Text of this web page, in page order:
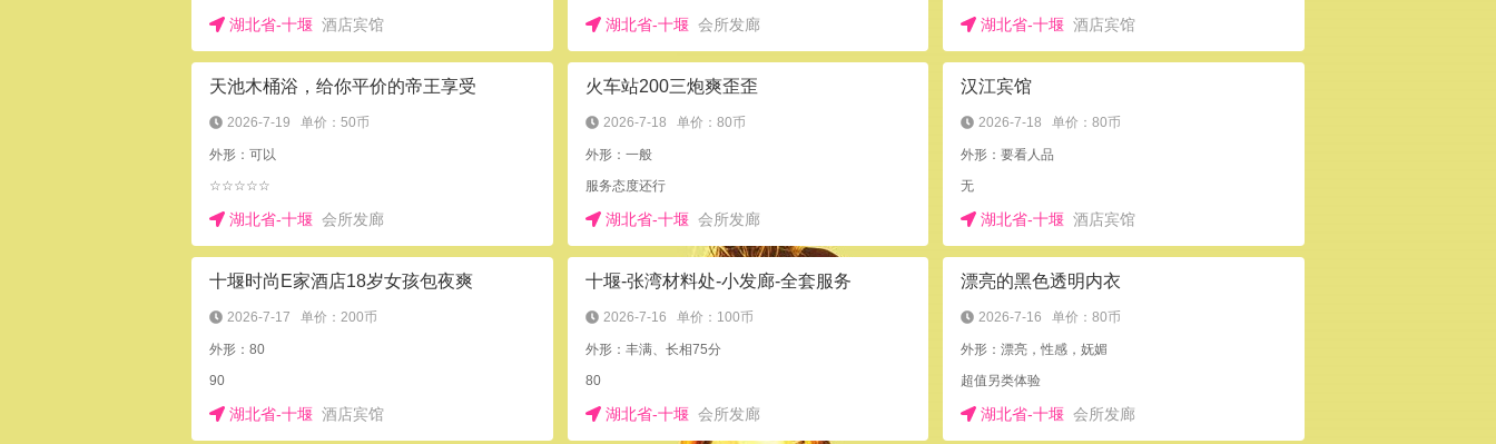
湖北省-十堰 酒店宾馆 湖北省-十堰会所发廊 湖北省-十堰 酒店宾馆
天池木桶浴，给你平价的帝王享受
2026-7-19 单价：50币
外形：可以
☆☆☆☆☆
湖北省-十堰 会所发廊
火车站200三炮爽歪歪
2026-7-18 单价：80币
外形：一般
服务态度还行
湖北省-十堰会所发廊
汉江宾馆
2026-7-18 单价：80币
外形：要看人品
无
湖北省-十堰 酒店宾馆
十堰时尚E家酒店18岁女孩包夜爽
2026-7-17 单价：200币
外形：80
90
湖北省-十堰 酒店宾馆
十堰-张湾材料处-小发廊-全套服务
2026-7-16 单价：100币
外形：丰满、长相75分
80
湖北省-十堰会所发廊
漂亮的黑色透明内衣
2026-7-16 单价：80币
外形：漂亮，性感，妩媚
超值另类体验
湖北省-十堰 会所发廊